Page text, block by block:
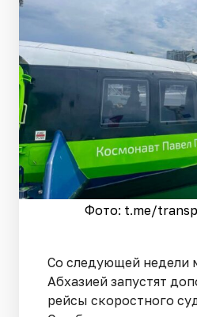
Фото: t.me/
Со следующей недели
Абхазией запустят
рейсы скоростного